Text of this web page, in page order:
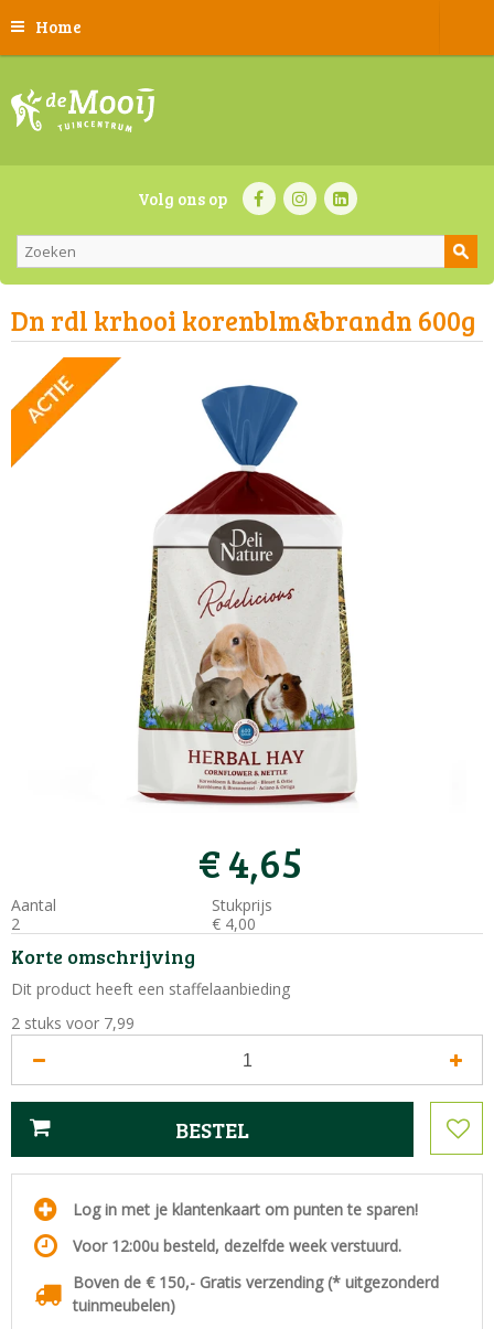
Home
Volg ons op
Dn rdl krhooi korenblm&brandn 600g
€4,65
Aantal
Stukprijs
2
€ 4,00
Korte omschrijving
Dit product heeft een staffelaanbieding
2 stuks voor 7,99
Log in met je klantenkaart om punten te sparen!
Voor 12:00u besteld, dezelfde week verstuurd.
Boven de € 150,- Gratis verzending (* uitgezonderd
tuinmeubelen)